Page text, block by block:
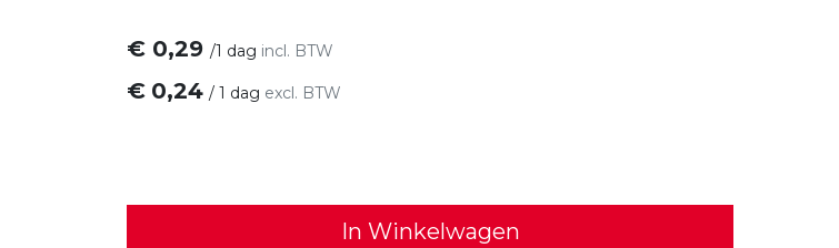
€ 0,29 /1 dag incl. BTW
€ 0,24 / 1 dag excl. BTW
In Winkelwagen